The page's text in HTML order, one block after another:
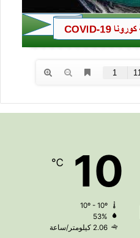
10
℃
53%
2.06 كيلومتر/ساعة